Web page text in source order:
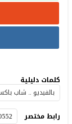
كلمات دليلية
بالفيديو .. شاب
رابط مختصر